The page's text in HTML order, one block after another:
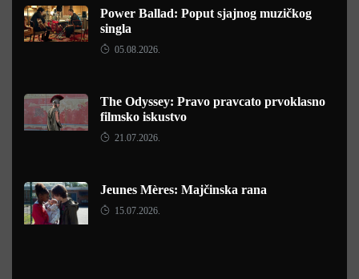
Power Ballad: Poput sjajnog muzičkog
singla
05.08.2026.
The Odyssey: Pravo pravcato prvoklasno
filmsko iskustvo
21.07.2026.
Jeunes Mères: Majčinska rana
15.07.2026.